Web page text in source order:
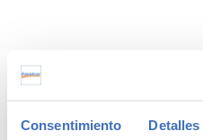
Consentimiento Detalles
HYUNDAI BAYON
Bayon 1.2 MPi 79 CV Maxx
2024 51.206kms Gasolina
Manual